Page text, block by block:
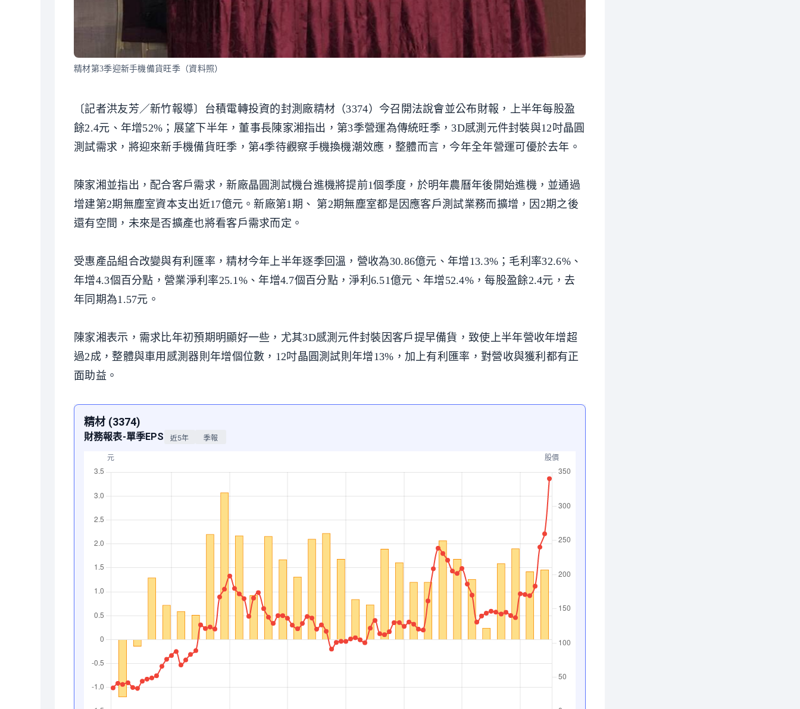
精材第3季迎新手機備貨旺季（資料照）
〔記者洪友芳／新竹報導〕台積電轉投資的封測廠精材（3374）今召開法說會並公布財報，上半年每股盈
餘2.4元、年增52%；展望下半年，董事長陳家湘指出，第3季營運為傳統旺季，3D感測元件封裝與12吋晶圓
測試需求，將迎來新手機備貨旺季，第4季待觀察手機換機潮效應，整體而言，今年全年營運可優於去年。
陳家湘並指出，配合客戶需求，新廠晶圓測試機台進機將提前1個季度，於明年農曆年後開始進機，並通過
增建第2期無塵室資本支出近17億元。新廠第1期、 第2期無塵室都是因應客戶測試業務而擴增，因2期之後
還有空間，未來是否擴產也將看客戶需求而定。
受惠產品組合改變與有利匯率，精材今年上半年逐季回溫，營收為30.86億元、年增13.3%；毛利率32.6%、
年增4.3個百分點，營業淨利率25.1%、年增4.7個百分點，淨利6.51億元、年增52.4%，每股盈餘2.4元，去
年同期為1.57元。
陳家湘表示，需求比年初預期明顯好一些，尤其3D感測元件封裝因客戶提早備貨，致使上半年營收年增超
過2成，整體與車用感測器則年增個位數，12吋晶圓測試則年增13%，加上有利匯率，對營收與獲利都有正
面助益。